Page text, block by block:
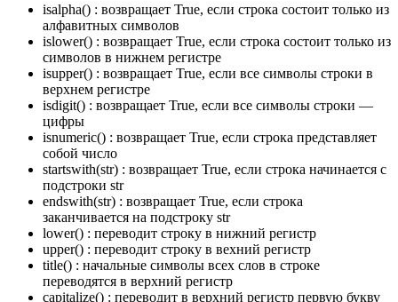
isalpha() : возвращает True, если строка состоит только из
алфавитных символов
islower() : возвращает True, если строка состоит только из
символов в нижнем регистре
isupper() : возвращает True, если все символы строки в
верхнем регистре
isdigit() : возвращает True, если все символы строки —
цифры
isnumeric() : возвращает True, если строка представляет
собой число
startswith(str) : возвращает True, если строка начинается с
подстроки str
endswith(str) : возвращает True, если строка
заканчивается на подстроку str
lower() : переводит строку в нижний регистр
upper() : переводит строку в вехний регистр
title() : начальные символы всех слов в строке
переводятся в верхний регистр
capitalize() : переводит в верхний регистр первую букву